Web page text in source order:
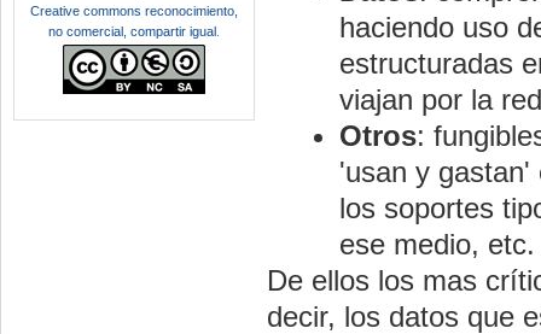
haciendo uso
estructuradas
viajan por la
Otros:
'usan y gastan'
los soportes
ese medio, etc.
De ellos los mas
decir, los datos que
Creative commons reconocimiento,
no comercial, compartir igual